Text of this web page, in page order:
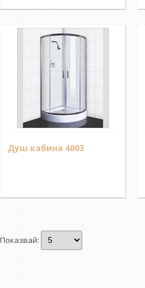
Душ кабина 4003
Показвай: